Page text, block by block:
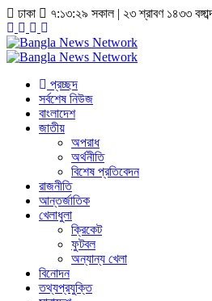
ঢাকা ৭:১৩:২৯ সকাল| ২৩ শ্রাবণ ১৪৩৩
প্রচ্ছদ
সর্বশেষ নিউজ
বাংলাদেশ
জাতীয়
অপরাধ
অর্থনীতি
বিশেষ প্রতিবেদন
রাজনীতি
আন্তর্জাতিক
খেলাধুলা
ক্রিকেট
ফুটবল
অন্যান্য খেলা
বিনোদন
তথ্যপ্রযুক্তি